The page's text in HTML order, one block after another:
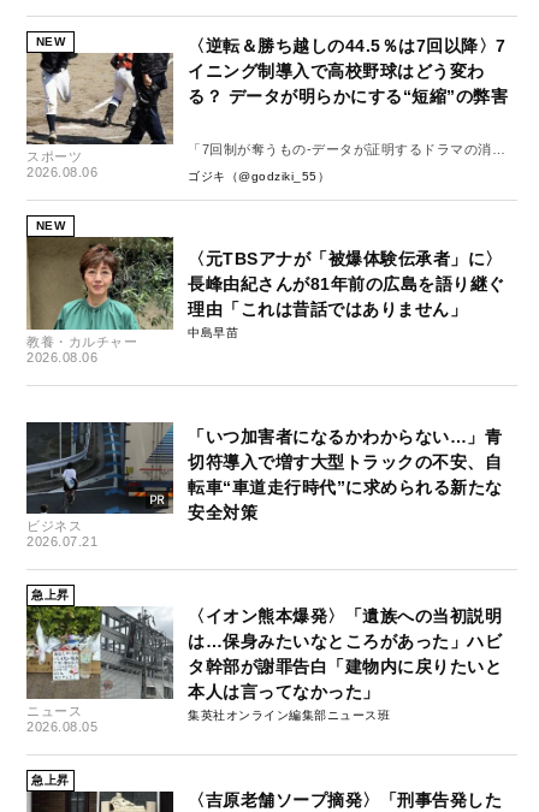
NEW
スポーツ
2026.08.06
〈逆転＆勝ち越しの44.5％は7回以降〉7
イニング制導入で高校野球はどう変わ
る？ データが明らかにする“短縮”の弊害
「7回制が奪うもの-データが証明するドラマの消
失-」
ゴジキ（@godziki_55）
NEW
教養・カルチャー
2026.08.06
〈元TBSアナが「被爆体験伝承者」に〉
長峰由紀さんが81年前の広島を語り継ぐ
理由「これは昔話ではありません」
中島早苗
ビジネス
2026.07.21
「いつ加害者になるかわからない…」青
切符導入で増す大型トラックの不安、自
転車“車道走行時代”に求められる新たな
安全対策
急上昇
ニュース
2026.08.05
〈イオン熊本爆発〉「遺族への当初説明
は…保身みたいなところがあった」ハビ
タ幹部が謝罪告白「建物内に戻りたいと
本人は言ってなかった」
集英社オンライン編集部ニュース班
急上昇
〈吉原老舗ソープ摘発〉「刑事告発した